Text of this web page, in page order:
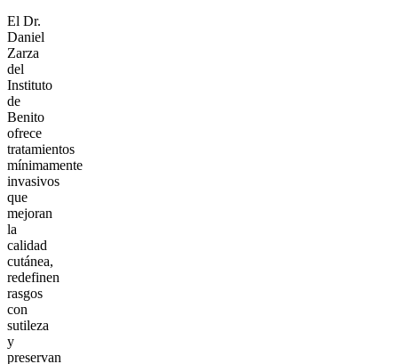
El Dr.
Daniel
Zarza
del
Instituto
de
Benito
ofrece
tratamientos
mínimamente
invasivos
que
mejoran
la
calidad
cutánea,
redefinen
rasgos
con
sutileza
y
preservan